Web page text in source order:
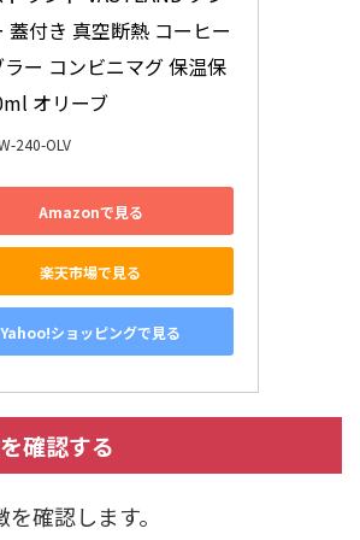
蓋付き 真空断熱 コーヒー
ー コンビニマグ 保温保
オリーブ
240-OLV
Amazonで見る
楽天市場で見る
Yahoo!ショッピングで見る
確認する
確認します。